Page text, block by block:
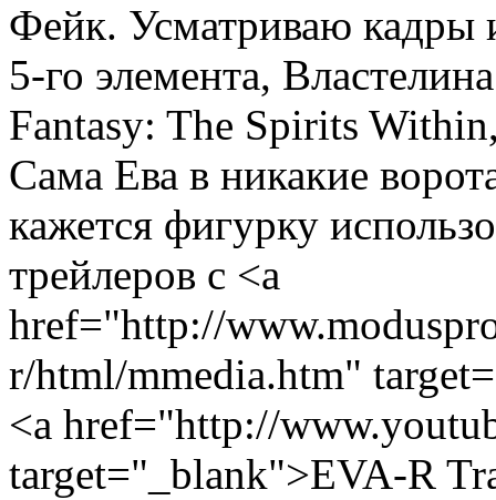
Фейк. Усматриваю кадры
5-го элемента,
Fantasy: The Spirits
Сама Ева в никакие
кажется фигурку
трейлеров с <a
href="http://
r/html/mmedia.htm"
<a href="http://
target="_blank">EVA-R